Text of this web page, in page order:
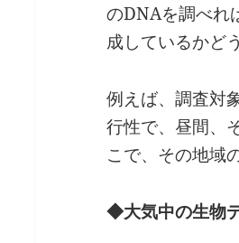
のDNAを調べれ
成しているかど
例えば、調査対
行性で、昼間、
こで、その地域
◆大気中の生物